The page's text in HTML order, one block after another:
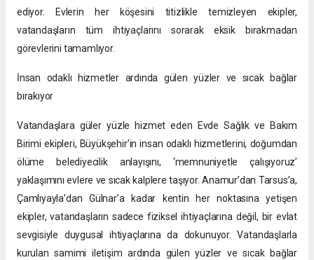
ediyor. Evlerin her köşesini titizlikle temizleyen ekipler,
vatandaşların tüm ihtiyaçlarını sorarak eksik bırakmadan
görevlerini tamamlıyor.
İnsan odaklı hizmetler ardında gülen yüzler ve sıcak bağlar
bırakıyor
Vatandaşlara güler yüzle hizmet eden Evde Sağlık ve Bakım
Birimi ekipleri, Büyükşehir’in insan odaklı hizmetlerini, doğumdan
ölüme belediyecilik anlayışını, ‘memnuniyetle çalışıyoruz’
yaklaşımını evlere ve sıcak kalplere taşıyor. Anamur’dan Tarsus’a,
Çamlıyayla’dan Gülnar’a kadar kentin her noktasına yetişen
ekipler, vatandaşların sadece fiziksel ihtiyaçlarına değil, bir evlat
sevgisiyle duygusal ihtiyaçlarına da dokunuyor. Vatandaşlarla
kurulan samimi iletişim ardında gülen yüzler ve sıcak bağlar